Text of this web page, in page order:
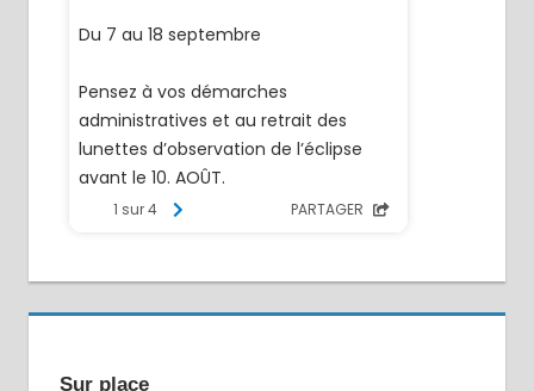
Sur place